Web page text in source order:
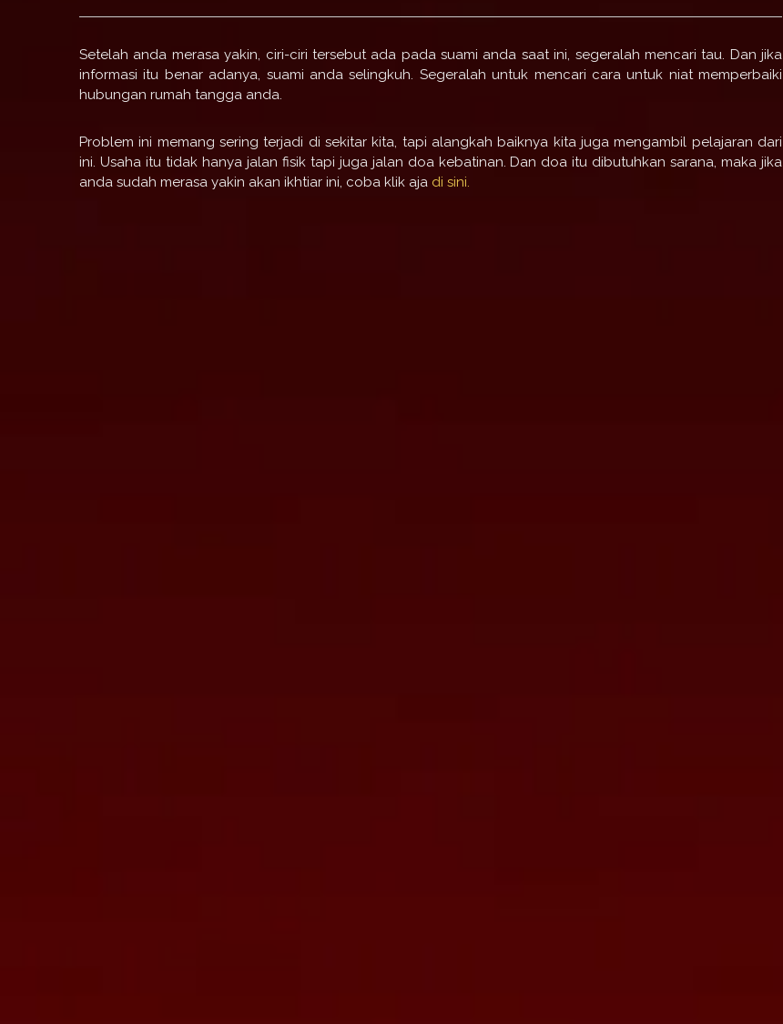
Setelah anda merasa yakin, ciri-ciri tersebut ada pada suami anda saat ini, segeralah mencari tau. Dan jika
informasi itu benar adanya, suami anda selingkuh. Segeralah untuk mencari cara untuk niat memperbaiki
hubungan rumah tangga anda.
Problem ini memang sering terjadi di sekitar kita, tapi alangkah baiknya kita juga mengambil pelajaran dari
ini. Usaha itu tidak hanya jalan fisik tapi juga jalan doa kebatinan. Dan doa itu dibutuhkan sarana, maka jika
anda sudah merasa yakin akan ikhtiar ini, coba klik aja di sini.